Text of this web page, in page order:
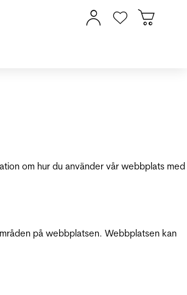
om hur du använder vår webbplats med
på webbplatsen. Webbplatsen kan